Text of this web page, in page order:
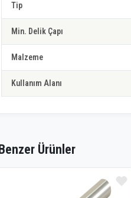
Tip
Min. Delik Çapı
Malzeme
Kullanım Alanı
Benzer Ürünler